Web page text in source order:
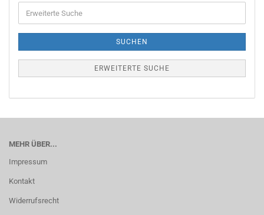
Suche
SUCHEN
ERWEITERTE SUCHE
MEHR ÜBER...
Impressum
Kontakt
Widerrufsrecht